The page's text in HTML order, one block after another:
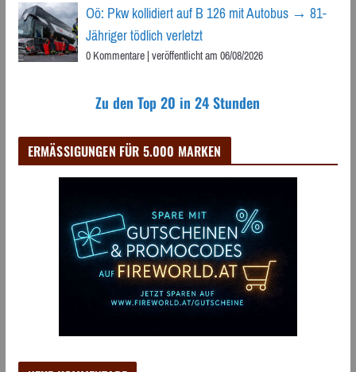
Oö: Pkw kollidiert auf B 126 mit Autobus → 81-
Jähriger tödlich verletzt
0 Kommentare|veröffentlicht am 06/08/2026
Zu den Top 20 in 24 Stunden
ERMÄSSIGUNGEN FÜR 5.000 MARKEN